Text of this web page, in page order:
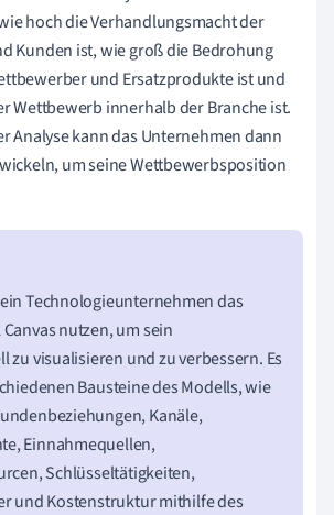
hoch die Verhandlungsmacht der
Kunden ist, wie groß die Bedrohung
und Ersatzprodukte ist und
Wettbewerb innerhalb der Branche ist.
Analyse kann das Unternehmen dann
um seine Wettbewerbsposition
Technologieunternehmen das
nutzen, um sein
zu visualisieren und zu verbessern. Es
Bausteine des Modells, wie
Kanäle,
Einnahmequellen,
Schlüsseltätigkeiten,
und Kostenstruktur mithilfe des